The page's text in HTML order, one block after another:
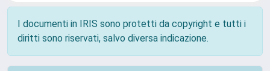
I documenti in IRIS sono protetti da copyright e tutti i
diritti sono riservati, salvo diversa indicazione.